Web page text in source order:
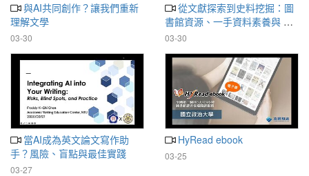
與AI共同創作？讓我們重新
理解文學
03-30
從文獻探索到史料挖掘：圖
書館資源、一手資料素養與 AI
應用
03-30
當AI成為英文論文寫作助
手？風險、盲點與最佳實踐
03-27
HyRead ebook
03-25